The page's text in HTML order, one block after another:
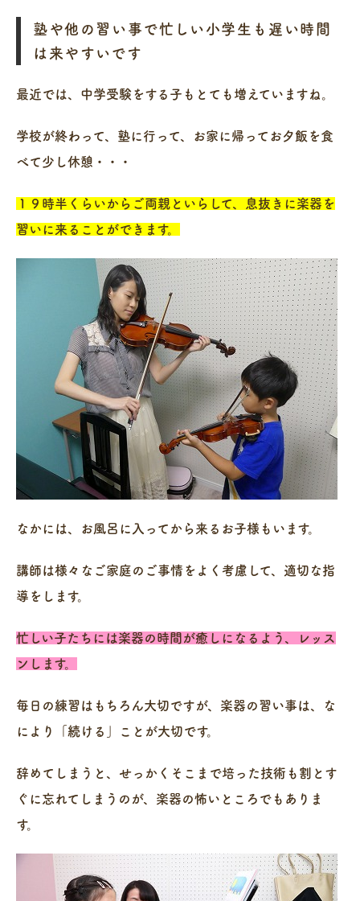
塾や他の習い事で忙しい小学生も遅い時間
は来やすいです
最近では、中学受験をする子もとても増えていますね。
学校が終わって、塾に行って、お家に帰ってお夕飯を食
べて少し休憩・・・
１９時半くらいからご両親といらして、息抜きに楽器を
習いに来ることができます。
なかには、お風呂に入ってから来るお子様もいます。
講師は様々なご家庭のご事情をよく考慮して、適切な指
導をします。
忙しい子たちには楽器の時間が癒しになるよう、レッス
ンします。
毎日の練習はもちろん大切ですが、楽器の習い事は、な
により「続ける」ことが大切です。
辞めてしまうと、せっかくそこまで培った技術も割とす
ぐに忘れてしまうのが、楽器の怖いところでもありま
す。